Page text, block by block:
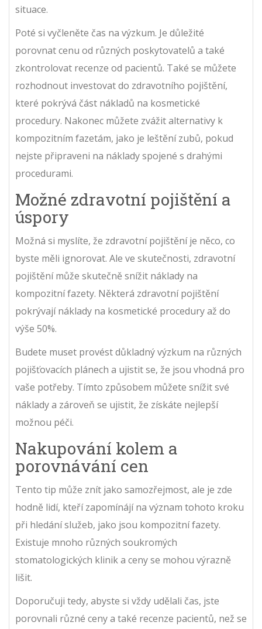
situace.
Poté si vyčleněte čas na výzkum. Je důležité
porovnat cenu od různých poskytovatelů a také
zkontrolovat recenze od pacientů. Také se můžete
rozhodnout investovat do zdravotního pojištění,
které pokrývá část nákladů na kosmetické
procedury. Nakonec můžete zvážit alternativy k
kompozitním fazetám, jako je leštění zubů, pokud
nejste připraveni na náklady spojené s drahými
procedurami.
Možné zdravotní pojištění a
úspory
Možná si myslíte, že zdravotní pojištění je něco, co
byste měli ignorovat. Ale ve skutečnosti, zdravotní
pojištění může skutečně snížit náklady na
kompozitní fazety. Některá zdravotní pojištění
pokrývají náklady na kosmetické procedury až do
výše 50%.
Budete muset provést důkladný výzkum na různých
pojišťovacích plánech a ujistit se, že jsou vhodná pro
vaše potřeby. Tímto způsobem můžete snížit své
náklady a zároveň se ujistit, že získáte nejlepší
možnou péči.
Nakupování kolem a
porovnávání cen
Tento tip může znít jako samozřejmost, ale je zde
hodně lidí, kteří zapomínájí na význam tohoto kroku
při hledání služeb, jako jsou kompozitní fazety.
Existuje mnoho různých soukromých
stomatologických klinik a ceny se mohou výrazně
lišit.
Doporučuji tedy, abyste si vždy udělali čas, jste
porovnali různé ceny a také recenze pacientů, než se